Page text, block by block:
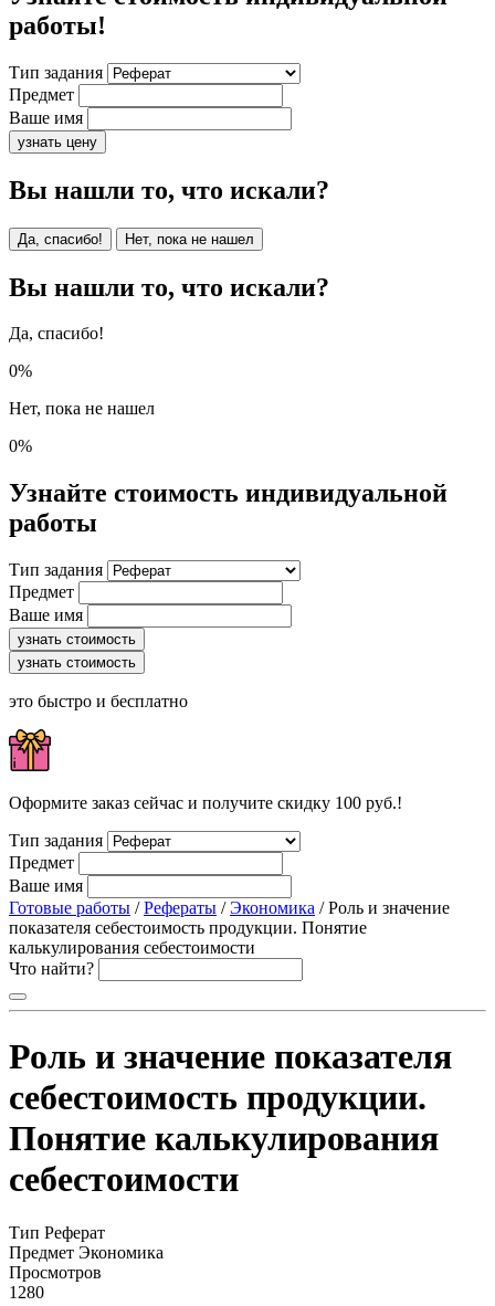
работы!
Тип задания
Предмет
Ваше имя
узнать цену
Вы нашли то, что искали?
Да, спасибо! Нет, пока не нашел
Вы нашли то, что искали?
Да, спасибо!
0%
Нет, пока не нашел
0%
Узнайте стоимость индивидуальной
работы
Тип задания
Предмет
Ваше имя
узнать стоимость
узнать стоимость
это быстро и бесплатно
Оформите заказ сейчас и получите скидку 100 руб.!
Тип задания
Предмет
Ваше имя
Готовые работы /Рефераты /Экономика / Роль и значение
показателя себестоимость продукции. Понятие
калькулирования себестоимости
Что найти?
Роль и значение показателя
себестоимость продукции.
Понятие калькулирования
себестоимости
Тип Реферат
Предмет Экономика
Просмотров
1280